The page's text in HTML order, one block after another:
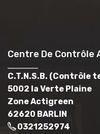
Centre De Contrôle
C.T.N.S.B. (Contrôle
5002 la Verte Plaine
Zone Actigreen
62620 BARLIN
0321252974